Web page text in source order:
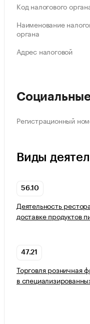
Код налогового
Наименование
органа
Адрес налоговой
Регистрационный
Виды
56.10
Деятельность
доставке продуктов
47.21
Торговля розничная
в